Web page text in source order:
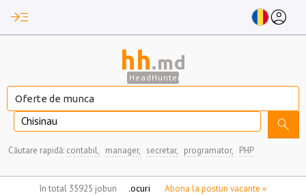
read_more account_circle
hh.md
HeadHunter
Chisinau search
Căutare rapidă: contabil, manager, secretar, programator, PHP
în total 35925 joburi Abona la posturi vacante »
nu aveți locuri de munca marcate